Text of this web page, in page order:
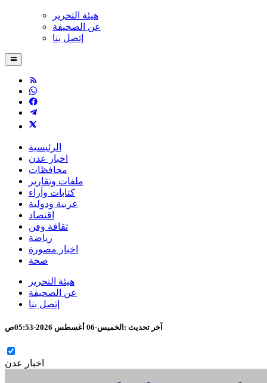
هيئة التحرير
عن الصحيفة
إتصل بنا
الرئيسية
اخبار عدن
محافظات
ملفات وتقارير
كتابات وآراء
عربية ودولية
اقتصاد
ثقافة وفن
رياضة
اخبار مصورة
صحة
هيئة التحرير
عن الصحيفة
إتصل بنا
آخر تحديث : الخميس-06 أغسطس 2026-05:53ص
اخبار عدن